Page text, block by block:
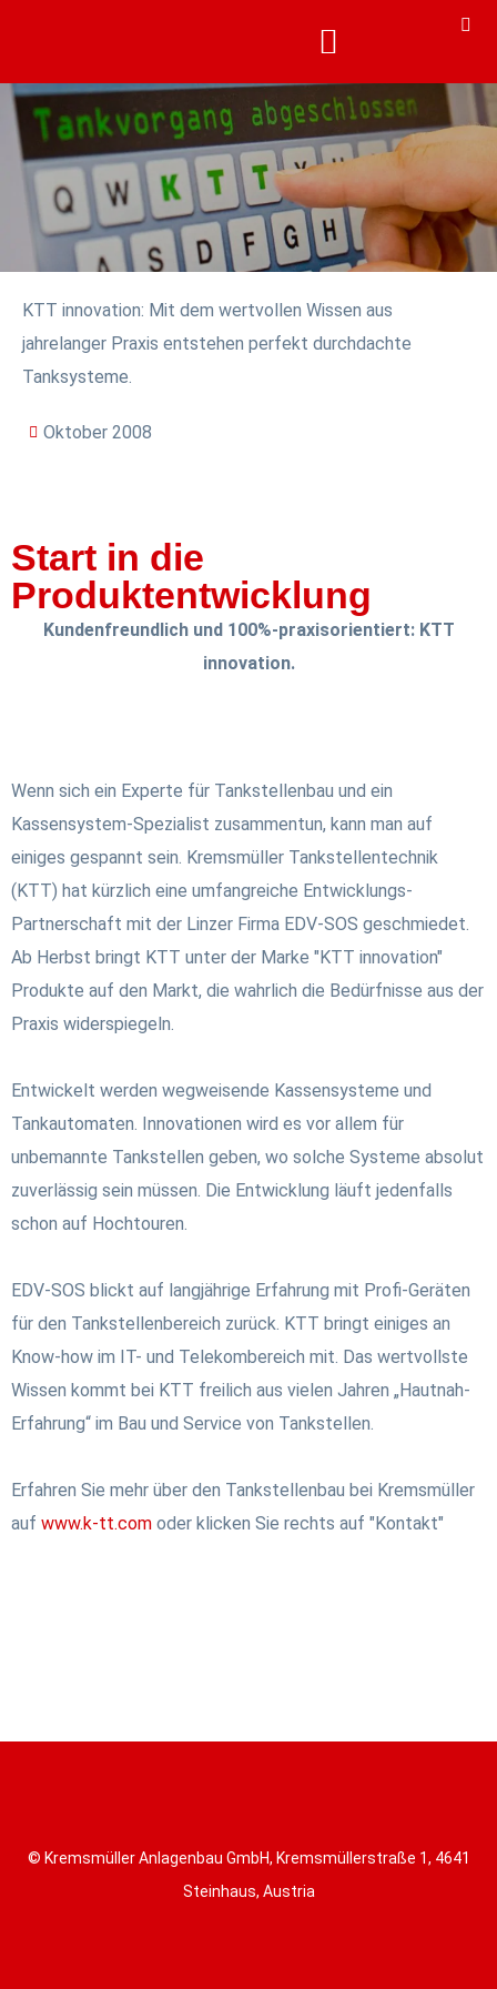
KTT innovation: Mit dem wertvollen Wissen aus
jahrelanger Praxis entstehen perfekt durchdachte
Tanksysteme.
Oktober 2008
Start in die
Produktentwicklung
Kundenfreundlich und 100%-praxisorientiert: KTT
innovation.
Wenn sich ein Experte für Tankstellenbau und ein
Kassensystem-Spezialist zusammentun, kann man auf
einiges gespannt sein. Kremsmüller Tankstellentechnik
(KTT) hat kürzlich eine umfangreiche Entwicklungs-
Partnerschaft mit der Linzer Firma EDV-SOS geschmiedet.
Ab Herbst bringt KTT unter der Marke "KTT innovation"
Produkte auf den Markt, die wahrlich die Bedürfnisse aus der
Praxis widerspiegeln.
Entwickelt werden wegweisende Kassensysteme und
Tankautomaten. Innovationen wird es vor allem für
unbemannte Tankstellen geben, wo solche Systeme absolut
zuverlässig sein müssen. Die Entwicklung läuft jedenfalls
schon auf Hochtouren.
EDV-SOS blickt auf langjährige Erfahrung mit Profi-Geräten
für den Tankstellenbereich zurück. KTT bringt einiges an
Know-how im IT- und Telekombereich mit. Das wertvollste
Wissen kommt bei KTT freilich aus vielen Jahren „Hautnah-
Erfahrung“ im Bau und Service von Tankstellen.
Erfahren Sie mehr über den Tankstellenbau bei Kremsmüller
auf www.k-tt.com oder klicken Sie rechts auf "Kontakt"
© Kremsmüller Anlagenbau GmbH, Kremsmüllerstraße 1, 4641
Steinhaus, Austria